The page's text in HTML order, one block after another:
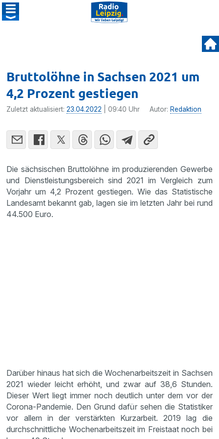
Bruttolöhne in Sachsen 2021 um
4,2 Prozent gestiegen
Zuletzt aktualisiert:23.04.2022 | 09:40 Uhr Autor: Redaktion
Die sächsischen Bruttolöhne im produzierenden Gewerbe
und Dienstleistungsbereich sind 2021 im Vergleich zum
Vorjahr um 4,2 Prozent gestiegen. Wie das Statistische
Landesamt bekannt gab, lagen sie im letzten Jahr bei rund
44.500 Euro.
Darüber hinaus hat sich die Wochenarbeitszeit in Sachsen
2021 wieder leicht erhöht, und zwar auf 38,6 Stunden.
Dieser Wert liegt immer noch deutlich unter dem vor der
Corona-Pandemie. Den Grund dafür sehen die Statistiker
vor allem in der verstärkten Kurzarbeit. 2019 lag die
durchschnittliche Wochenarbeitszeit im Freistaat noch bei